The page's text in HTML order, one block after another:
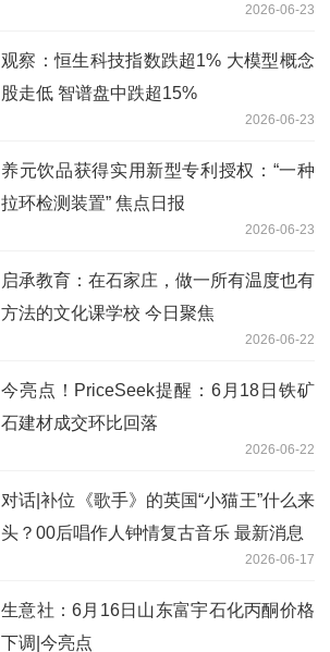
2026-06-23
观察：恒生科技指数跌超1% 大模型概念
股走低 智谱盘中跌超15%
2026-06-23
养元饮品获得实用新型专利授权：“一种
拉环检测装置” 焦点日报
2026-06-23
启承教育：在石家庄，做一所有温度也有
方法的文化课学校 今日聚焦
2026-06-22
今亮点！PriceSeek提醒：6月18日铁矿
石建材成交环比回落
2026-06-22
对话|补位《歌手》的英国“小猫王”什么来
头？00后唱作人钟情复古音乐 最新消息
2026-06-17
生意社：6月16日山东富宇石化丙酮价格
下调|今亮点